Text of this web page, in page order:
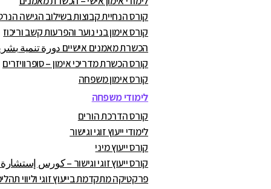
קורס הנחיית קבוצות בשילוב הגישה
קורס אימון בני נוער והפרעות קשב וריכוז
הכשרת מאמנים אישיים دورة تنمية
קורס הכשרת מדריכי אימון – סופרוויזרים
קורס אימון משפחה
לימודי משפחה
קורס הדרכת הורים
לימודי ייעוץ זוגי וגישור
קורס ייעוץ מיני
קורס ייעוץ זוגי וגישור – كورس
פרקטיקה מתקדמת בייעוץ זוגי וליווי